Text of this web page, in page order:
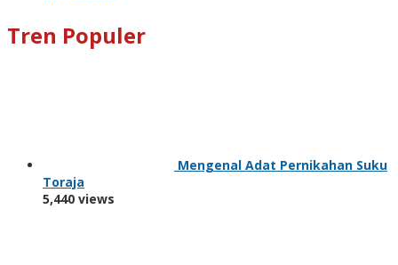
Tren Populer
Mengenal Adat Pernikahan Suku
Toraja
5,440 views